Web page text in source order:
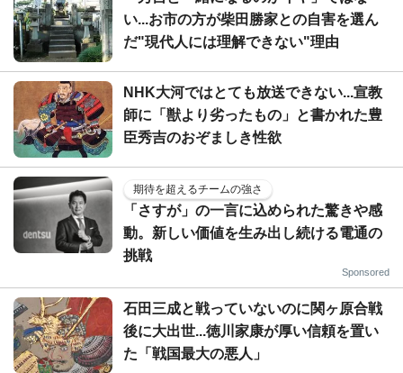
い...お市の方が柴田勝家との自害を選ん
だ"現代人には理解できない"理由
NHK大河ではとても放送できない...宣教
師に「獣より劣ったもの」と書かれた豊
臣秀吉のおぞましき性欲
期待を超えるチームの強さ
「さすが」の一言に込められた驚きや感
動。新しい価値を生み出し続ける電通の
挑戦
Sponsored
石田三成と戦っていないのに関ヶ原合戦
後に大出世...徳川家康が厚い信頼を置い
た「戦国最大の悪人」